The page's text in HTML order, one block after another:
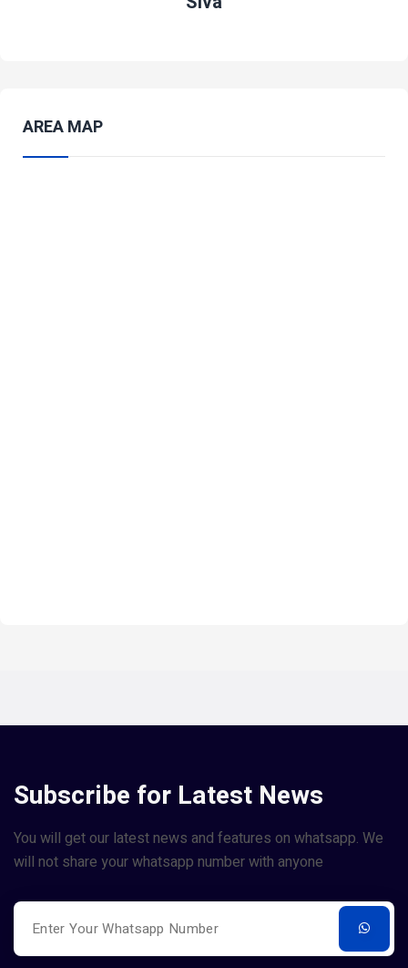
AREA MAP
Subscribe for Latest News
You will get our latest news and features on whatsapp. We
will not share your whatsapp number with anyone